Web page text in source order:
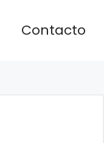
Contacto